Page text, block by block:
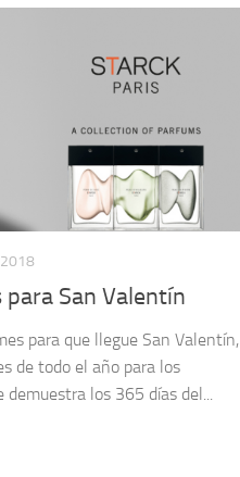
San Valentín
para que llegue San Valentín,
de todo el año para los
demuestra los 365 días del...